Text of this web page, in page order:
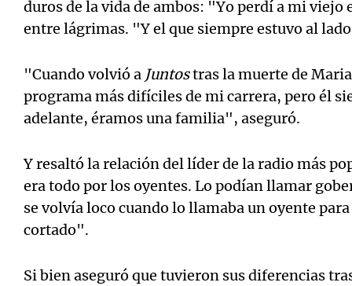
duros de la vida de ambos: "Yo perdí a mi
entre lágrimas. "Y el que siempre estuvo al
"Cuando volvió a Juntostras la muerte de
programa más difíciles de mi carrera, pero él
adelante, éramos una familia", aseguró.
Y resaltó la relación del líder de la radio más
era todo por los oyentes. Lo podían llamar
se volvía loco cuando lo llamaba un oyente
cortado".
Si bien aseguró que tuvieron sus diferencias